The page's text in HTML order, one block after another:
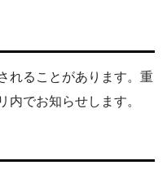
れることがあります。重
内でお知らせします。